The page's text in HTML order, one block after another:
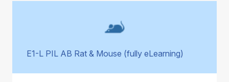
E1-L PIL AB Rat & Mouse (fully eLearning)